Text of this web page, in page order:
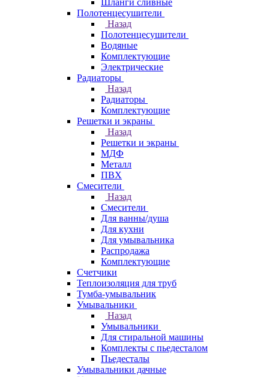
Шланги сливные
Полотенцесушители
Назад
Полотенцесушители
Водяные
Комплектующие
Электрические
Радиаторы
Назад
Радиаторы
Комплектующие
Решетки и экраны
Назад
Решетки и экраны
МДФ
Металл
ПВХ
Смесители
Назад
Смесители
Для ванны/душа
Для кухни
Для умывальника
Распродажа
Комплектующие
Счетчики
Теплоизоляция для труб
Тумба-умывальник
Умывальники
Назад
Умывальники
Для стиральной машины
Комплекты с пьедесталом
Пьедесталы
Умывальники дачные